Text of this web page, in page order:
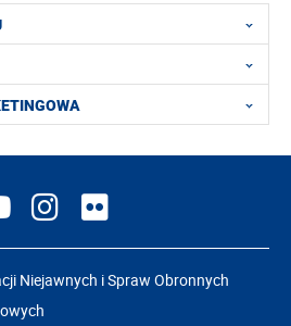
Niejawnych i Spraw Obronnych